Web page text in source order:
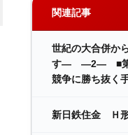
関連記事
世紀の大合併か
す― ―2― ■第１
競争に勝ち抜く
新日鉄住金 Ｈ